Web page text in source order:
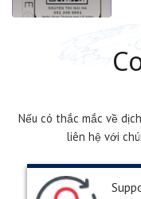
Nếu có thắc mắc về
liên hệ với